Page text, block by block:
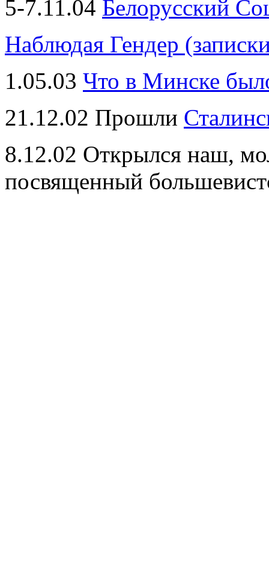
5-7.11.04 Белорусский
Наблюдая Гендер
1.05.03 Что в Минске
21.12.02 Прошли
8.12.02 Открылся наш,
посвященный